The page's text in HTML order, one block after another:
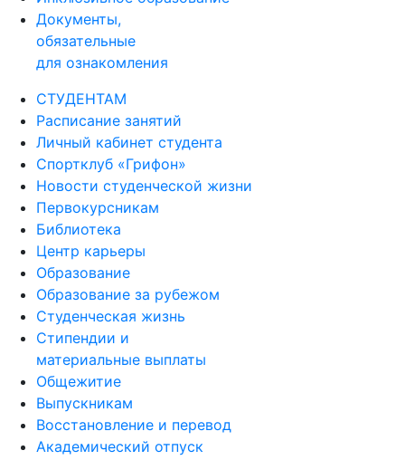
Документы,
обязательные
для ознакомления
СТУДЕНТАМ
Расписание занятий
Личный кабинет студента
Спортклуб «Грифон»
Новости студенческой жизни
Первокурсникам
Библиотека
Центр карьеры
Образование
Образование за рубежом
Студенческая жизнь
Стипендии и
материальные выплаты
Общежитие
Выпускникам
Восстановление и перевод
Академический отпуск